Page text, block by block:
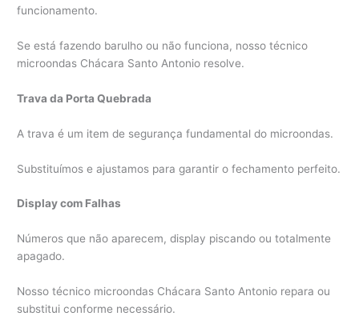
funcionamento.
Se está fazendo barulho ou não funciona, nosso técnico
microondas Chácara Santo Antonio resolve.
Trava da Porta Quebrada
A trava é um item de segurança fundamental do microondas.
Substituímos e ajustamos para garantir o fechamento perfeito.
Display com Falhas
Números que não aparecem, display piscando ou totalmente
apagado.
Nosso técnico microondas Chácara Santo Antonio repara ou
substitui conforme necessário.